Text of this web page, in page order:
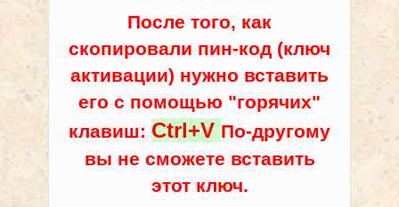
После того, как
скопировали пин-код (ключ
активации) нужно вставить
его с помощью "горячих"
клавиш: Ctrl+V По-другому
вы не сможете вставить
этот ключ.